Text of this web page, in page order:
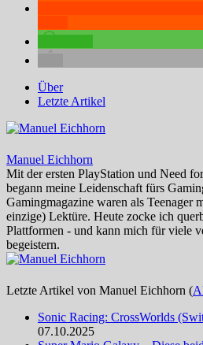
Über
Letzte Artikel
Manuel Eichhorn
Mit der ersten PlayStation und Need
begann meine Leidenschaft fürs
Gamingmagazine waren als Teenager
einzige) Lektüre. Heute zocke ich
Plattformen - und kann mich für viele
begeistern.
Letzte Artikel von Manuel Eichhorn (
Sonic Racing: CrossWorlds
07.10.2025